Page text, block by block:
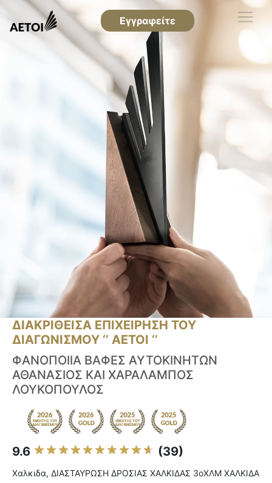
Εγγραφείτε
ΔΙΑΚΡΙΘΕΙΣΑ ΕΠΙΧΕΙΡΗΣΗ ΤΟΥ
ΔΙΑΓΩΝΙΣΜΟΥ ‘’ ΑΕΤΟΙ ‘’
ΦΑΝΟΠΟΙΙΑ ΒΑΦΕΣ ΑΥΤΟΚΙΝΗΤΩΝ
ΑΘΑΝΑΣΙΟΣ ΚΑΙ ΧΑΡΑΛΑΜΠΟΣ
ΛΟΥΚΟΠΟΥΛΟΣ
9.6 (39)
Χαλκιδα, ΔΙΑΣΤΑΥΡΩΣΗ ΔΡΟΣΙΑΣ ΧΑΛΚΙΔΑΣ 3οΧΛΜ ΧΑΛΚΙΔΑ